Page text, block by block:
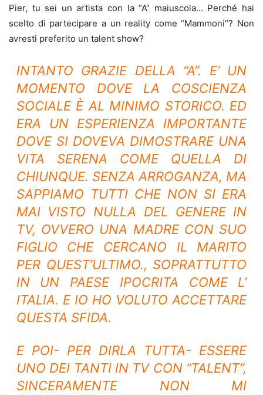
Pier, tu sei un artista con la “A” maiuscola… Perché hai
scelto di partecipare a un reality come “Mammoni”? Non
avresti preferito un talent show?
INTANTO GRAZIE DELLA “A”. E’ UN
MOMENTO DOVE LA COSCIENZA
SOCIALE È AL MINIMO STORICO. ED
ERA UN ESPERIENZA IMPORTANTE
DOVE SI DOVEVA DIMOSTRARE UNA
VITA SERENA COME QUELLA DI
CHIUNQUE. SENZA ARROGANZA, MA
SAPPIAMO TUTTI CHE NON SI ERA
MAI VISTO NULLA DEL GENERE IN
TV, OVVERO UNA MADRE CON SUO
FIGLIO CHE CERCANO IL MARITO
PER QUEST’ULTIMO., SOPRATTUTTO
IN UN PAESE IPOCRITA COME L’
ITALIA. E IO HO VOLUTO ACCETTARE
QUESTA SFIDA.
E POI- PER DIRLA TUTTA- ESSERE
UNO DEI TANTI IN TV CON “TALENT”,
SINCERAMENTE NON MI